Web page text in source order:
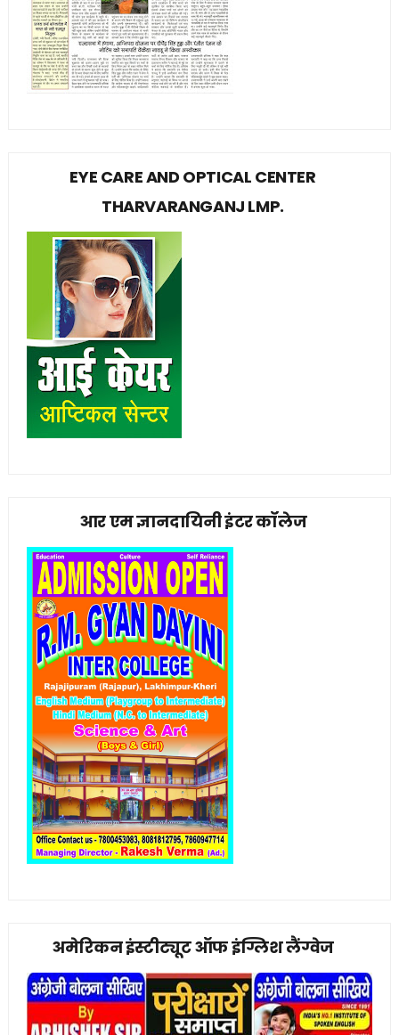
EYE CARE AND OPTICAL CENTER
THARVARANGANJ LMP.
आर एम ज्ञानदायिनी इंटर कॉलेज
अमेरिकन इंस्टीट्यूट ऑफ इंग्लिश लैंग्वेज